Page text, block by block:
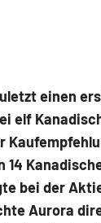
einen
elf
14
bei der
Aurora